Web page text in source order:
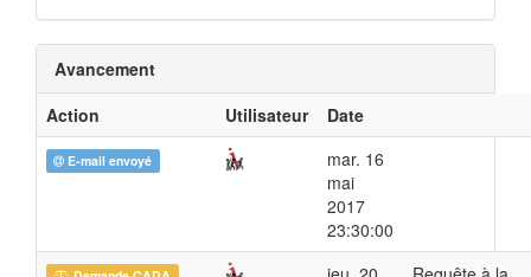
Avancement
Action
Utilisateur Date
E-mail envoyé
mar. 16
mai
2017
23:30:00